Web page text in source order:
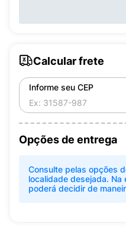
Calcular frete
Informe seu CEP
Opções de entrega
Consulte pelas opções
localidade desejada.
poderá decidir de